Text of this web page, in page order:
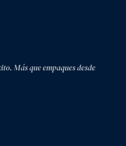
Más que empaques desde